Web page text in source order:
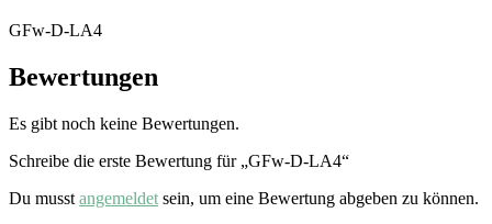
GFw-D-LA4
Bewertungen
Es gibt noch keine Bewertungen.
Schreibe die erste Bewertung für „GFw-D-LA4“
Du musst angemeldet sein, um eine Bewertung abgeben zu können.